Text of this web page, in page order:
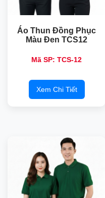
Áo Thun Đồng Phục
Màu Đen TCS12
Mã SP: TCS-12
Xem Chi Tiết